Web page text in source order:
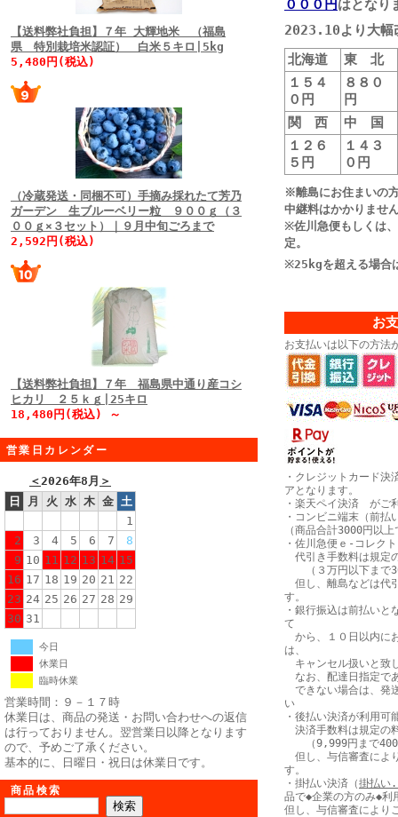
【送料弊社負担】７年 大輝地米 （福島
県 特別栽培米認証） 白米５キロ|5kg
5,480円(税込)
（冷蔵発送・同梱不可）手摘み採れたて芳乃
ガーデン 生ブルーベリー粒 ９００ｇ（３
００ｇ×３セット）｜９月中旬ごろまで
2,592円(税込)
【送料弊社負担】７年 福島県中通り産コシ
ヒカリ ２５ｋｇ|25キロ
18,480円(税込) ～
営業日カレンダー
＜2026年8月 ＞
日
月 火 水 木 金 土
1
2
3 4 5 6 7
8
9 10 11 12 13 14 15
16 17 18 19 20 21 22
23 24 25 26 27 28 29
30 31
今日
休業日
臨時休業
営業時間：９－１７時
休業日は、商品の発送・お問い合わせへの返信
は行っておりません。翌営業日以降となります
ので、予めご了承ください。
基本的に、日曜日・祝日は休業日です。
商品検索
０００円はとなり
2023.10より大幅
北海道
東 北
１５４
０円
８８０
円
関 西
中 国
１２６
５円
１４３
０円
※離島にお住まいの
中継料はかかりませ
※佐川急便もしくは
定。
※25kgを超える場合
お
お支払いは以下の方法
・クレジットカード決
アとなります。
・楽天ペイ決済 がご
・コンビニ端末（前払
（商品合計3000円以
・佐川急便ｅ-コレク
代引き手数料は規定
（３万円以下まで
但し、離島などは代
す。
・銀行振込は前払いと
て
から、１０日以内に
は、
キャンセル扱いと致
なお、配達日指定で
できない場合は、発
い
・後払い決済が利用
決済手数料は規定の
（9,999円まで400
但し、与信審査によ
す。
・掛払い決済（掛払い
品で◆企業の方のみ◆利
但し、与信審査により